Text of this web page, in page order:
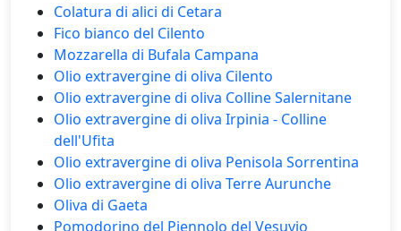
Colatura di alici di Cetara
Fico bianco del Cilento
Mozzarella di Bufala Campana
Olio extravergine di oliva Cilento
Olio extravergine di oliva Colline Salernitane
Olio extravergine di oliva Irpinia - Colline
dell'Ufita
Olio extravergine di oliva Penisola Sorrentina
Olio extravergine di oliva Terre Aurunche
Oliva di Gaeta
Pomodorino del Piennolo del Vesuvio